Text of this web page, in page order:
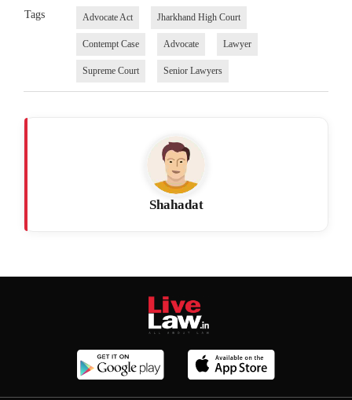
Tags Advocate Act Jharkhand High Court
Contempt Case Advocate Lawyer
Supreme Court Senior Lawyers
Shahadat